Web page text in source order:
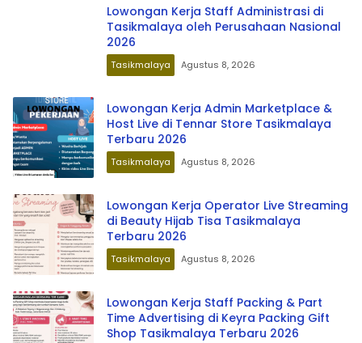
Lowongan Kerja Staff Administrasi di
Tasikmalaya oleh Perusahaan Nasional
2026
Tasikmalaya Agustus 8, 2026
Lowongan Kerja Admin Marketplace &
Host Live di Tennar Store Tasikmalaya
Terbaru 2026
Tasikmalaya Agustus 8, 2026
Lowongan Kerja Operator Live Streaming
di Beauty Hijab Tisa Tasikmalaya
Terbaru 2026
Tasikmalaya Agustus 8, 2026
Lowongan Kerja Staff Packing & Part
Time Advertising di Keyra Packing Gift
Shop Tasikmalaya Terbaru 2026